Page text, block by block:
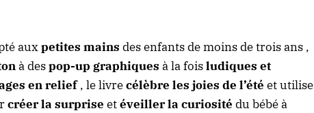
aux petites mains des enfants de moins de trois ans ,
à despop-up graphiques à la foisludiques et
en relief, le livrecélèbre les joies de l’été et utilise
créer la surprise etéveiller la curiosité du bébé à